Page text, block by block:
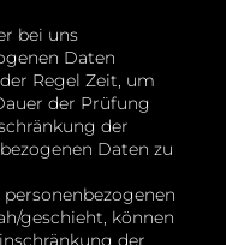
bei uns
Daten
Regel Zeit, um
der Prüfung
der
Daten zu
geschieht, können
der